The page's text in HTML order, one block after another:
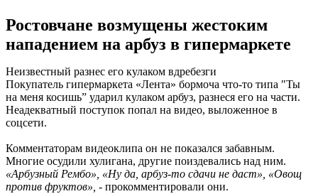
Ростовчане возмущены жестоким
нападением на арбуз в гипермаркете
Неизвестный разнес его кулаком вдребезги
Покупатель гипермаркета «Лента» бормоча что-то типа "Ты
на меня косишь” ударил кулаком арбуз, разнеся его на части.
Неадекватный поступок попал на видео, выложенное в
соцсети.
Комментаторам видеоклипа он не показался забавным.
Многие осудили хулигана, другие поиздевались над ним.
«Арбузный Рембо», «Ну да, арбуз-то сдачи не даст», «Овощ
против фруктов», - прокомментировали они.